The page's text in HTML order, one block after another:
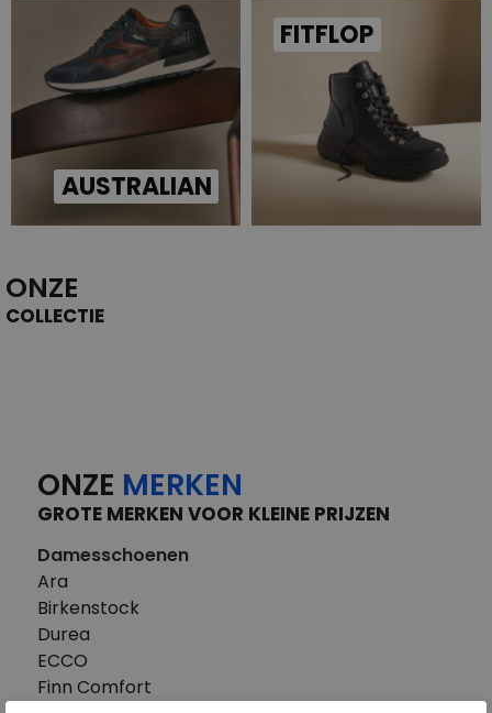
AUSTRALIAN
FITFLOP
ONZE
COLLECTIE
ONZE MERKEN
GROTE MERKEN VOOR KLEINE PRIJZEN
Damesschoenen
Ara
Birkenstock
Durea
ECCO
Finn Comfort